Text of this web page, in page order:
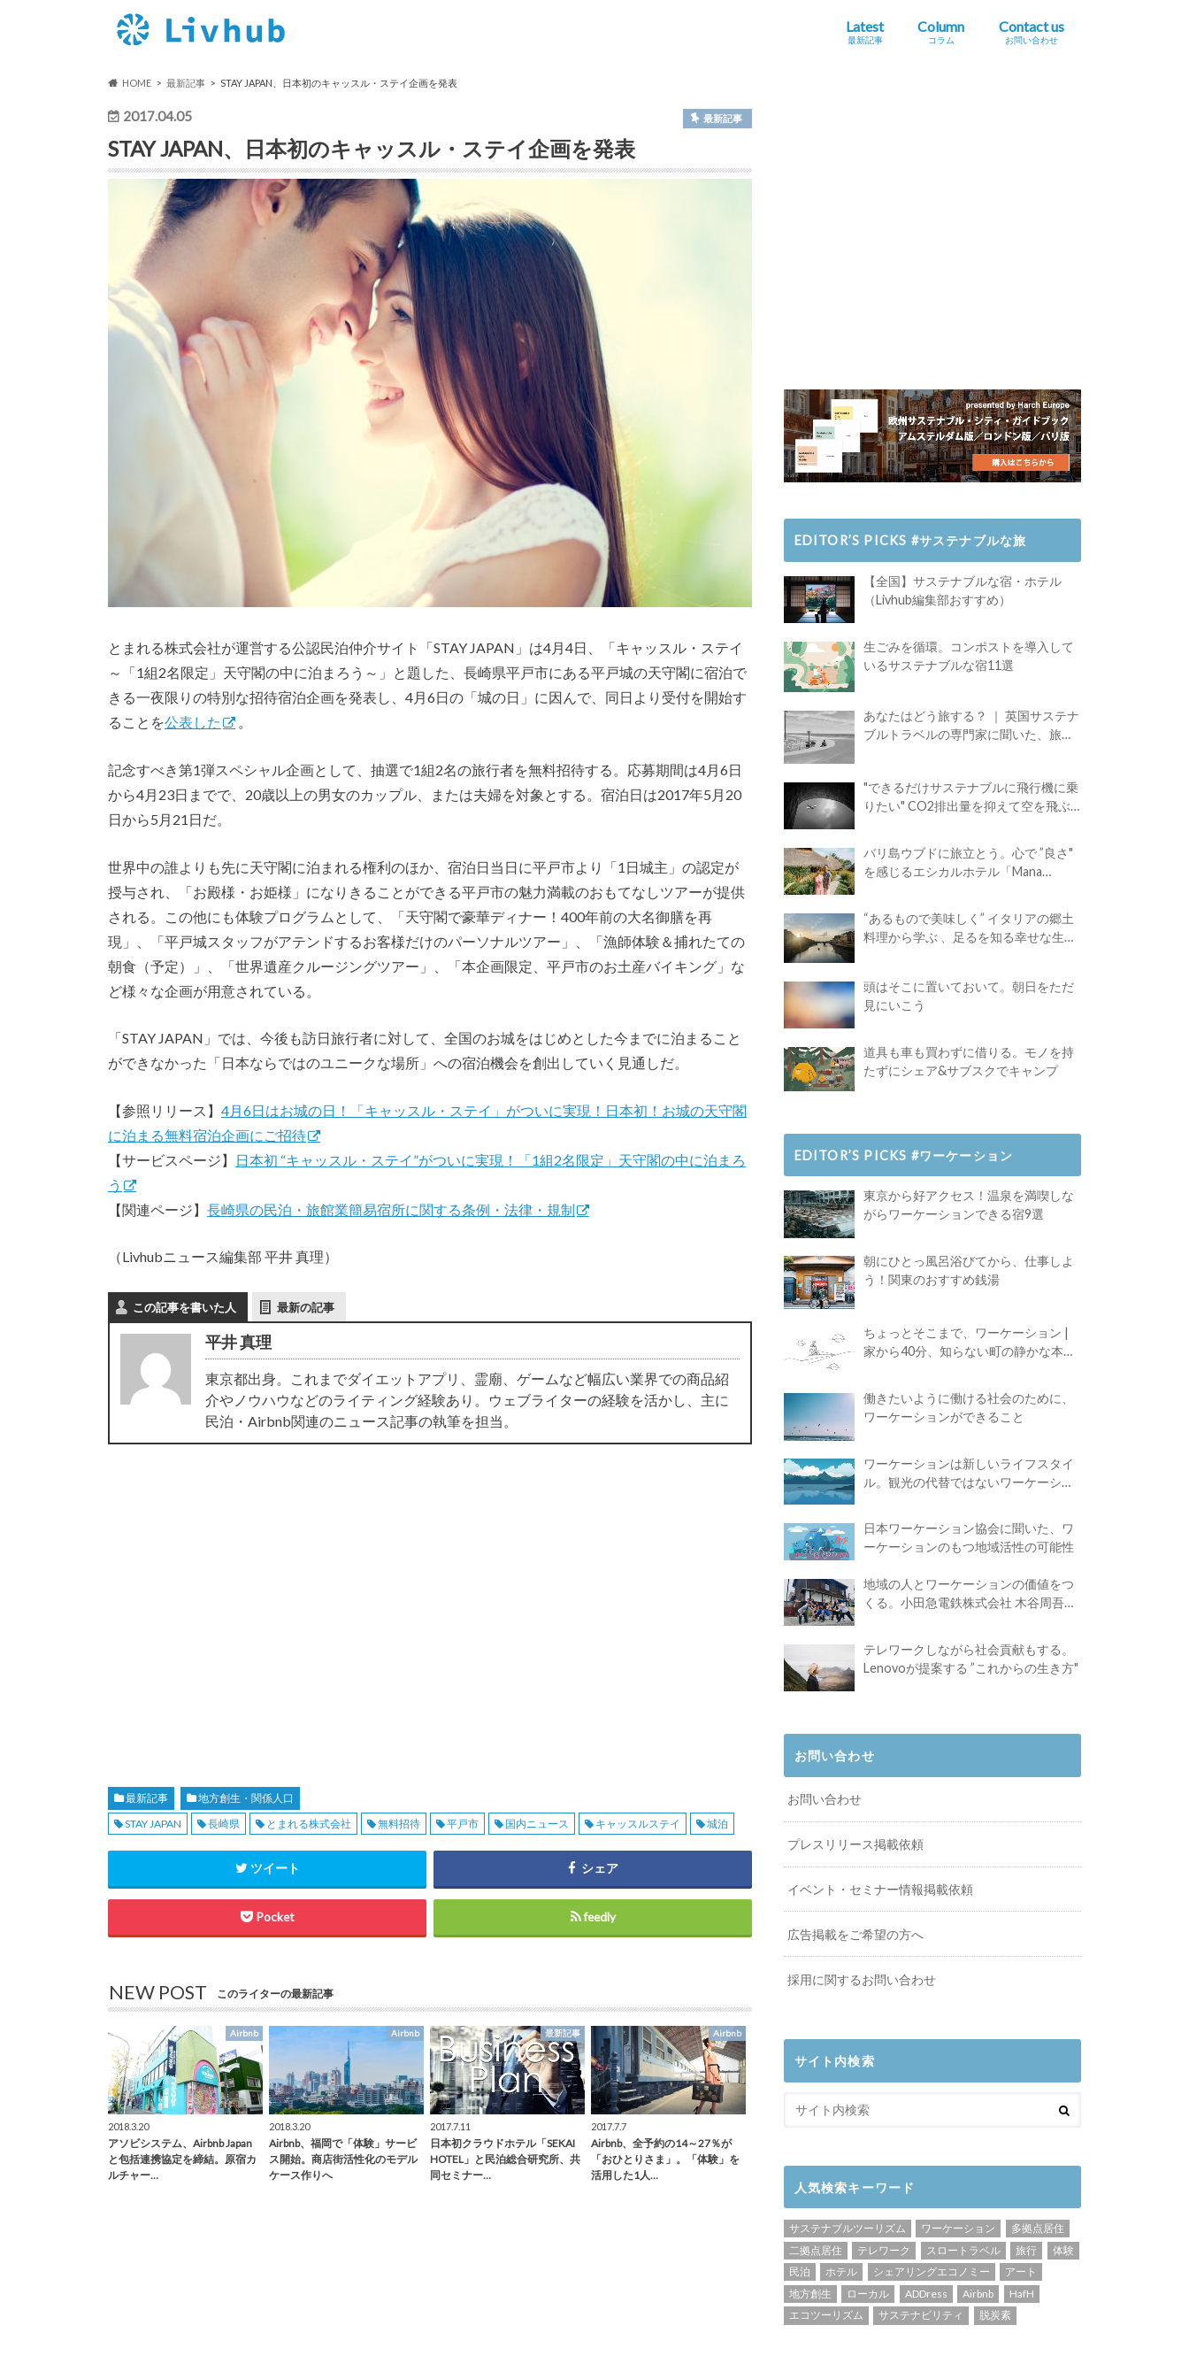
Latest
最新記事
Column
コラム
Contact us
お問い合わせ
HOME 最新記事 STAY JAPAN、日本初のキャッスル・ステイ企画を発表
2017.04.05 最新記事
STAY JAPAN、日本初のキャッスル・ステイ企画を発表
とまれる株式会社が運営する公認民泊仲介サイト「STAY JAPAN」は4月4日、「キャッスル・ステイ
～「1組2名限定」天守閣の中に泊まろう～」と題した、長崎県平戸市にある平戸城の天守閣に宿泊で
きる一夜限りの特別な招待宿泊企画を発表し、4月6日の「城の日」に因んで、同日より受付を開始す
ることを公表した 。
記念すべき第1弾スペシャル企画として、抽選で1組2名の旅行者を無料招待する。応募期間は4月6日
から4月23日までで、20歳以上の男女のカップル、または夫婦を対象とする。宿泊日は2017年5月20
日から5月21日だ。
世界中の誰よりも先に天守閣に泊まれる権利のほか、宿泊日当日に平戸市より「1日城主」の認定が
授与され、「お殿様・お姫様」になりきることができる平戸市の魅力満載のおもてなしツアーが提供
される。この他にも体験プログラムとして、「天守閣で豪華ディナー！400年前の大名御膳を再
現」、「平戸城スタッフがアテンドするお客様だけのパーソナルツアー」、「漁師体験＆捕れたての
朝食（予定）」、「世界遺産クルージングツアー」、「本企画限定、平戸市のお土産バイキング」な
ど様々な企画が用意されている。
「STAY JAPAN」では、今後も訪日旅行者に対して、全国のお城をはじめとした今までに泊まること
ができなかった「日本ならではのユニークな場所」への宿泊機会を創出していく見通しだ。
【参照リリース】 4月6日はお城の日！「キャッスル・ステイ」がついに実現！日本初！お城の天守閣
に泊まる無料宿泊企画にご招待
【サービスページ】
日本初 “キャッスル・ステイ”がついに実現！「1組2名限定」天守閣の中に泊まろ
う
【関連ページ】 長崎県の民泊・旅館業簡易宿所に関する条例・法律・規制
（Livhubニュース編集部 平井 真理）
この記事を書いた人 最新の記事
平井 真理
東京都出身。これまでダイエットアプリ、霊廟、ゲームなど幅広い業界での商品紹
介やノウハウなどのライティング経験あり。ウェブライターの経験を活かし、主に
民泊・Airbnb関連のニュース記事の執筆を担当。
最新記事
地方創生・関係人口
STAY JAPAN
長崎県 とまれる株式会社 無料招待 平戸市 国内ニュース キャッスルステイ 城泊
ツイート シェア
Pocket feedly
NEW POST このライターの最新記事
Airbnb
2018.3.20
アソビシステム、Airbnb Japan
と包括連携協定を締結。原宿カ
ルチャー…
Airbnb
2018.3.20
Airbnb、福岡で「体験」サービ
ス開始。商店街活性化のモデル
ケース作りへ
最新記事
2017.7.11
日本初クラウドホテル「SEKAI
HOTEL」と民泊総合研究所、共
同セミナー…
Airbnb
2017.7.7
Airbnb、全予約の14～27％が
「おひとりさま」。「体験」を
活用した1人…
EDITOR’S PICKS #サステナブルな旅
【全国】サステナブルな宿・ホテル
（Livhub編集部おすすめ）
生ごみを循環。コンポストを導入して
いるサステナブルな宿11選
あなたはどう旅する？ ｜ 英国サステナ
ブルトラベルの専門家に聞いた、旅の
"できるだけサステナブルに飛行機に乗
りたい" CO2排出量を抑えて空を飛ぶ
バリ島ウブドに旅立とう。心で ”良さ"
を感じるエシカルホテル「Mana
“あるもので美味しく” イタリアの郷土
料理から学ぶ 、足るを知る幸せな生き
頭はそこに置いておいて。朝日をただ
見にいこう
道具も車も買わずに借りる。モノを持
たずにシェア&サブスクでキャンプ
EDITOR’S PICKS #ワーケーション
東京から好アクセス！温泉を満喫しな
がらワーケーションできる宿9選
朝にひとっ風呂浴びてから、仕事しよ
う！関東のおすすめ銭湯
ちょっとそこまで、ワーケーション |
家から40分、知らない町の静かな本屋
働きたいように働ける社会のために、
ワーケーションができること
ワーケーションは新しいライフスタイ
ル。観光の代替ではないワーケーショ
日本ワーケーション協会に聞いた、ワ
ーケーションのもつ地域活性の可能性
地域の人とワーケーションの価値をつ
くる。小田急電鉄株式会社 木谷周吾さ
テレワークしながら社会貢献もする。
Lenovoが提案する ”これからの生き方"
お問い合わせ
お問い合わせ
プレスリリース掲載依頼
イベント・セミナー情報掲載依頼
広告掲載をご希望の方へ
採用に関するお問い合わせ
サイト内検索
人気検索キーワード
サステナブルツーリズム ワーケーション
多拠点居住
二拠点居住
テレワーク スロートラベル 旅行
体験
民泊
ホテル シェアリングエコノミー
アート
地方創生
ローカル ADDress Airbnb
HafH
エコツーリズム
サステナビリティ 脱炭素